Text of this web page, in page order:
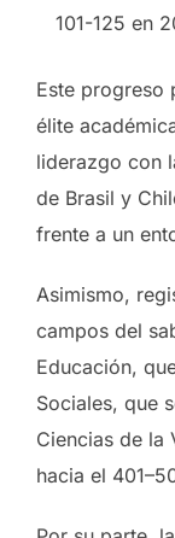
101-125 en
Este progreso
élite
liderazgo con
de Brasil y
frente a un
Asimismo,
campos del
Educación,
Sociales, que
Ciencias de la
hacia el